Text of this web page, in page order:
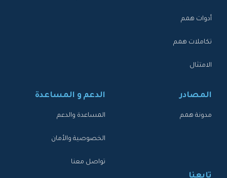
أدوات همم
تكاملات همم
الامتثال
المصادر
مدونة همم
الدعم و المساعدة
المساعدة والدعم
الخصوصية والأمان
تواصل معنا
تابعنا